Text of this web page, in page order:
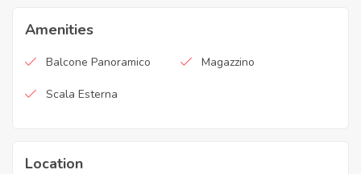
Amenities
Balcone Panoramico Magazzino
Scala Esterna
Location